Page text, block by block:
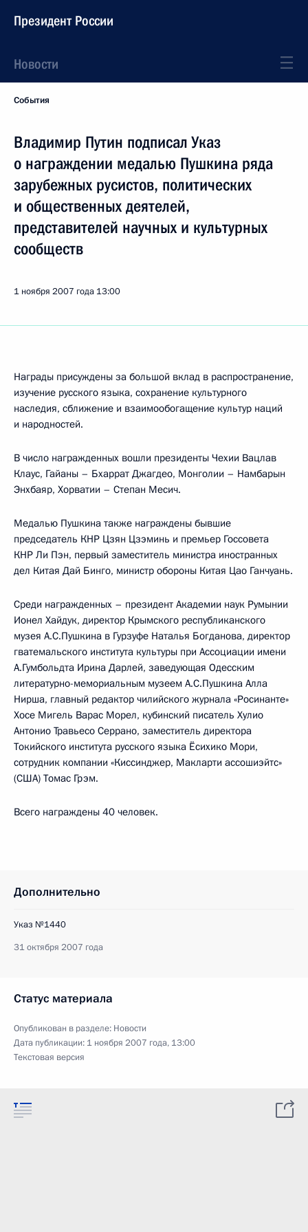
Президент России
Новости
События
Владимир Путин подписал Указ
о награждении медалью Пушкина ряда
зарубежных русистов, политических
и общественных деятелей,
представителей научных и культурных
сообществ
1 ноября 2007 года 13:00
Награды присуждены за большой вклад в распространение,
изучение русского языка, сохранение культурного
наследия, сближение и взаимообогащение культур наций
и народностей.
В число награжденных вошли президенты Чехии Вацлав
Клаус, Гайаны – Бхаррат Джагдео, Монголии – Намбарын
Энхбаяр, Хорватии – Степан Месич.
Медалью Пушкина также награждены бывшие
председатель КНР Цзян Цзэминь и премьер Госсовета
КНР Ли Пэн, первый заместитель министра иностранных
дел Китая Дай Бинго, министр обороны Китая Цао Ганчуань.
Среди награжденных – президент Академии наук Румынии
Ионел Хайдук, директор Крымского республиканского
музея А.С.Пушкина в Гурзуфе Наталья Богданова, директор
гватемальского института культуры при Ассоциации имени
А.Гумбольдта Ирина Дарлей, заведующая Одесским
литературно-мемориальным музеем А.С.Пушкина Алла
Нирша, главный редактор чилийского журнала «Росинанте»
Хосе Мигель Варас Морел, кубинский писатель Хулио
Антонио Травьесо Серрано, заместитель директора
Токийского института русского языка Ёсихико Мори,
сотрудник компании «Киссинджер, Макларти ассошиэйтс»
(США) Томас Грэм.
Всего награждены 40 человек.
Дополнительно
Указ №1440
31 октября 2007 года
Статус материала
Опубликован в разделе: Новости
Дата публикации: 1 ноября 2007 года, 13:00
Текстовая версия